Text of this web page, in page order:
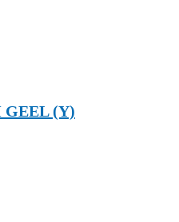
GEEL (Y)